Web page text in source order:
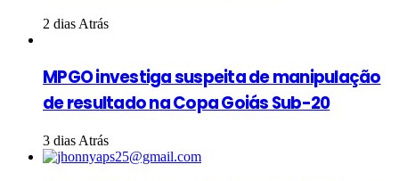
2 dias Atrás
MPGO investiga suspeita de manipulação
de resultado na Copa Goiás Sub-20
3 dias Atrás